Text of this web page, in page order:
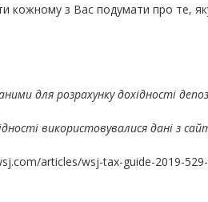
кожному з Вас подумати про те,
для розрахунку дохідності
використовувалися дані з
articles/wsj-tax-guide-2019-